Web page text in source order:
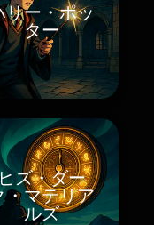
リー・ポッ
ター
ズ・ダー
・マテリア
ルズ